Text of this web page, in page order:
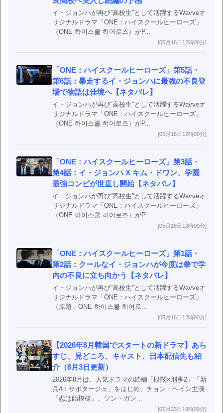
イ・ジョンハが再び“高校生”として活躍するWavveオ
リジナルドラマ「ONE：ハイスクールヒーローズ」
（ONE 하이스쿨 히어로즈）がP...
[05月16日12時00分]
「ONE：ハイスクールヒーローズ」第5話・
第6話：暴走するイ・ジョンハに最強の不良登
場で物語は佳境へ【ネタバレ】
イ・ジョンハが再び“高校生”として活躍するWavveオ
リジナルドラマ「ONE：ハイスクールヒーローズ」
（ONE 하이스쿨 히어로즈）がP...
[05月16日12時00分]
「ONE：ハイスクールヒーローズ」第3話・
第4話：イ・ジョンハ X キム・ドワン、学園
最強コンビが世直し開始【ネタバレ】
イ・ジョンハが再び“高校生”として活躍するWavveオ
リジナルドラマ「ONE：ハイスクールヒーローズ」
（ONE 하이스쿨 히어로즈）がP...
[05月16日12時00分]
「ONE：ハイスクールヒーローズ」第1話・
第2話：クールなイ・ジョンハが今度は拳で学
内の不良に立ち向かう【ネタバレ】
イ・ジョンハが再び“高校生”として活躍するWavveオ
リジナルドラマ「ONE：ハイスクールヒーローズ」
（原題：ONE 하이스쿨 히어로...
[05月16日12時00分]
【2026年8月韓国でスタートの新ドラマ】あら
すじ、見どころ、キャスト、日本配信先も紹
介（8月3日更新）
2026年8月は、人気ドラマの続編「財閥×刑事2」「新
兵4：サボタージュ」をはじめ、チョン・ヘイン主演
「恋は飴模様」、ソン・ガン...
[07月23日19時00分]